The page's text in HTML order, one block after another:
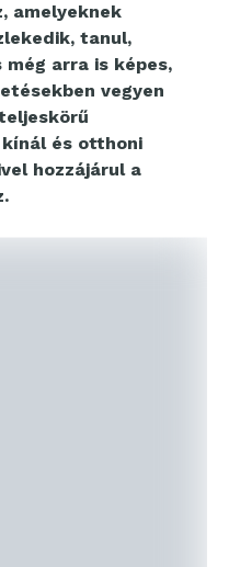
amelyeknek
tanul,
arra is képes,
vegyen
és otthoni
hozzájárul a